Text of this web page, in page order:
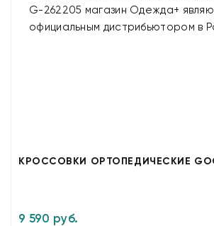
КРОССОВКИ ОРТОПЕДИЧЕСКИЕ
9 590 руб.